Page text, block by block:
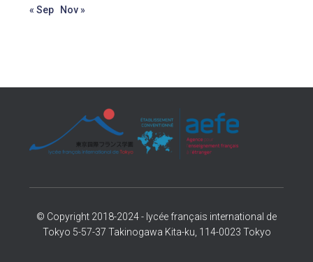
« Sep
Nov »
© Copyright 2018-2024 - lycée français international de
Tokyo 5-57-37 Takinogawa Kita-ku, 114-0023 Tokyo